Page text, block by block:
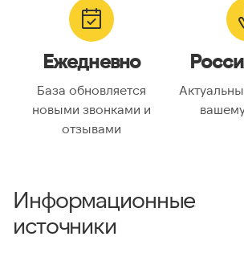
Ежедневно
База обновляется
новыми звонками и
отзывами
Информационные
источники